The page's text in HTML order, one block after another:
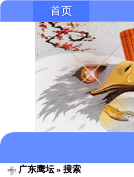
首页
广东鹰坛» 搜索